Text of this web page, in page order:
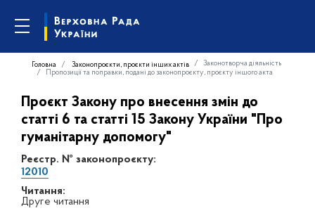
Головна Законопроєкти, проєкти інших актів
Законотворча діяльність
Пропозиції та поправки, подані до законопроєкту, проєкту іншого акта
Проєкт Закону про внесення змін до
статті 6 та статті 15 Закону України "Про
гуманітарну допомогу"
Реєстр. № законопроєкту:
12010
Читання:
Друге читання